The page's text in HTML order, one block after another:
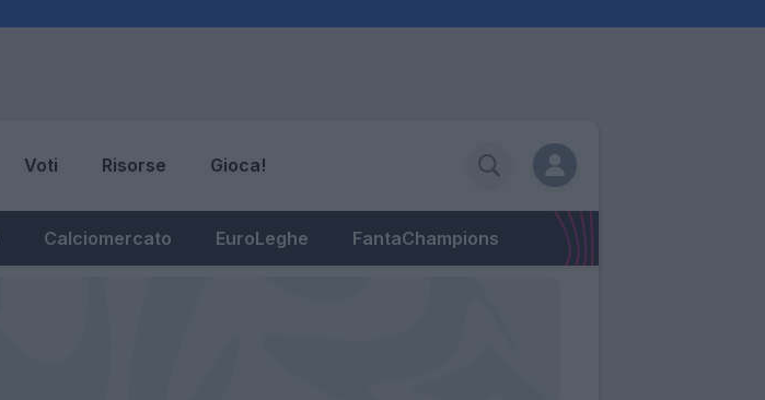
Voti Risorse Gioca!
Calciomercato EuroLeghe FantaChampions